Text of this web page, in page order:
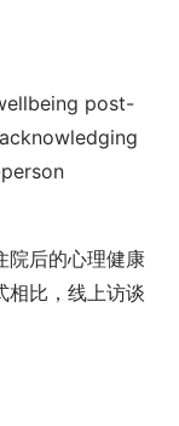
post-
院后的心理健康
相比，线上访谈